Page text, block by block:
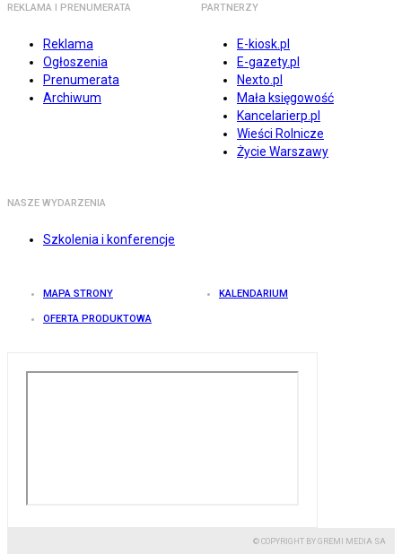
REKLAMA I PRENUMERATA
Reklama
Ogłoszenia
Prenumerata
Archiwum
PARTNERZY
E-kiosk.pl
E-gazety.pl
Nexto.pl
Mała księgowość
Kancelarierp.pl
Wieści Rolnicze
Życie Warszawy
NASZE WYDARZENIA
Szkolenia i konferencje
MAPA STRONY KALENDARIUM
OFERTA PRODUKTOWA
© COPYRIGHT BY GREMI MEDIA SA